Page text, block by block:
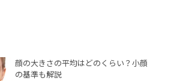
顔の大きさの平均はどのくらい？小顔
の基準も解説